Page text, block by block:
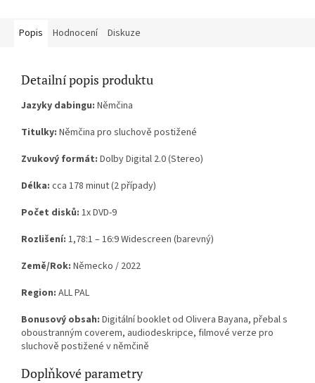
Popis Hodnocení Diskuze
Detailní popis produktu
Jazyky dabingu: Němčina
Titulky: Němčina pro sluchově postižené
Zvukový formát: Dolby Digital 2.0 (Stereo)
Délka: cca 178 minut (2 případy)
Počet disků: 1x DVD-9
Rozlišení: 1,78:1 – 16:9 Widescreen (barevný)
Země/Rok: Německo / 2022
Region: ALL PAL
Bonusový obsah: Digitální booklet od Olivera Bayana, přebal s
oboustranným coverem, audiodeskripce, filmové verze pro
sluchově postižené v němčině
Doplňkové parametry